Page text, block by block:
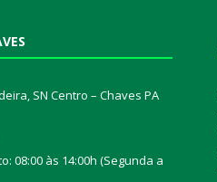
SN Centro – Chaves PA
08:00 às 14:00h (Segunda a